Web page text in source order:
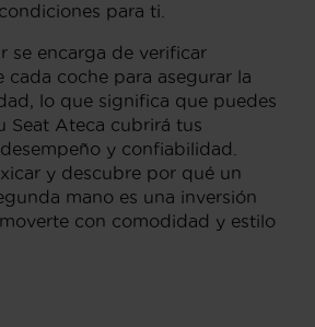
para ti.
se encarga de verificar
cada coche para asegurar la
lo que significa que puedes
Seat Ateca cubrirá tus
y confiabilidad.
y descubre por qué un
mano es una inversión
con comodidad y estilo